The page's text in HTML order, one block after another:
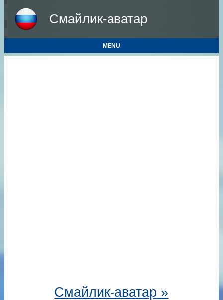
Смайлик-аватар
MENU
Смайлик-аватар »